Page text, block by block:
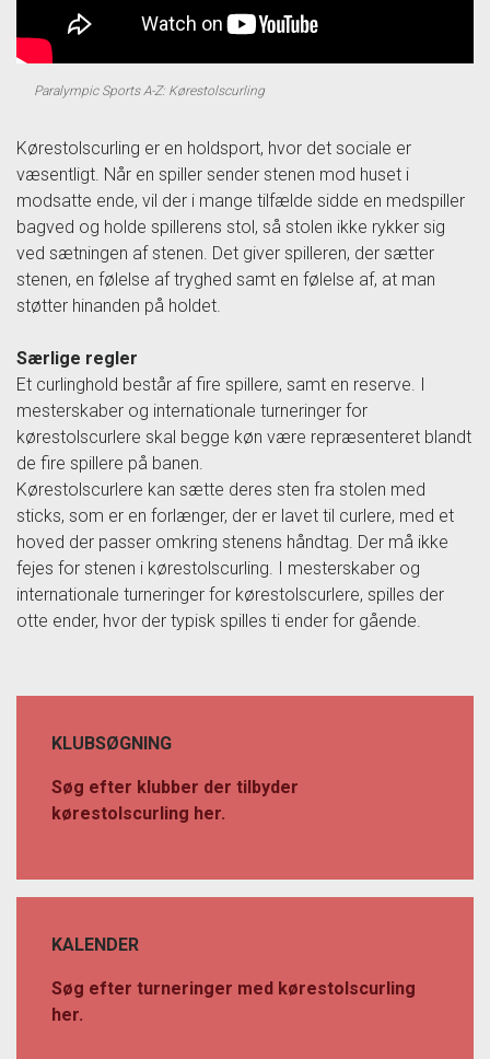
Paralympic Sports A-Z: Kørestolscurling
Kørestolscurling er en holdsport, hvor det sociale er
væsentligt. Når en spiller sender stenen mod huset i
modsatte ende, vil der i mange tilfælde sidde en medspiller
bagved og holde spillerens stol, så stolen ikke rykker sig
ved sætningen af stenen. Det giver spilleren, der sætter
stenen, en følelse af tryghed samt en følelse af, at man
støtter hinanden på holdet.
Særlige regler
Et curlinghold består af fire spillere, samt en reserve. I
mesterskaber og internationale turneringer for
kørestolscurlere skal begge køn være repræsenteret blandt
de fire spillere på banen.
Kørestolscurlere kan sætte deres sten fra stolen med
sticks, som er en forlænger, der er lavet til curlere, med et
hoved der passer omkring stenens håndtag. Der må ikke
fejes for stenen i kørestolscurling. I mesterskaber og
internationale turneringer for kørestolscurlere, spilles der
otte ender, hvor der typisk spilles ti ender for gående.
KLUBSØGNING
Søg efter klubber der tilbyder
kørestolscurling her.
KALENDER
Søg efter turneringer med kørestolscurling
her.